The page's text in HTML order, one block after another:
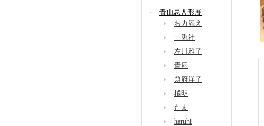
青山忌人形展
お力添え
一兎社
左川雅子
青扇
題府洋子
橘明
たま
haruhi